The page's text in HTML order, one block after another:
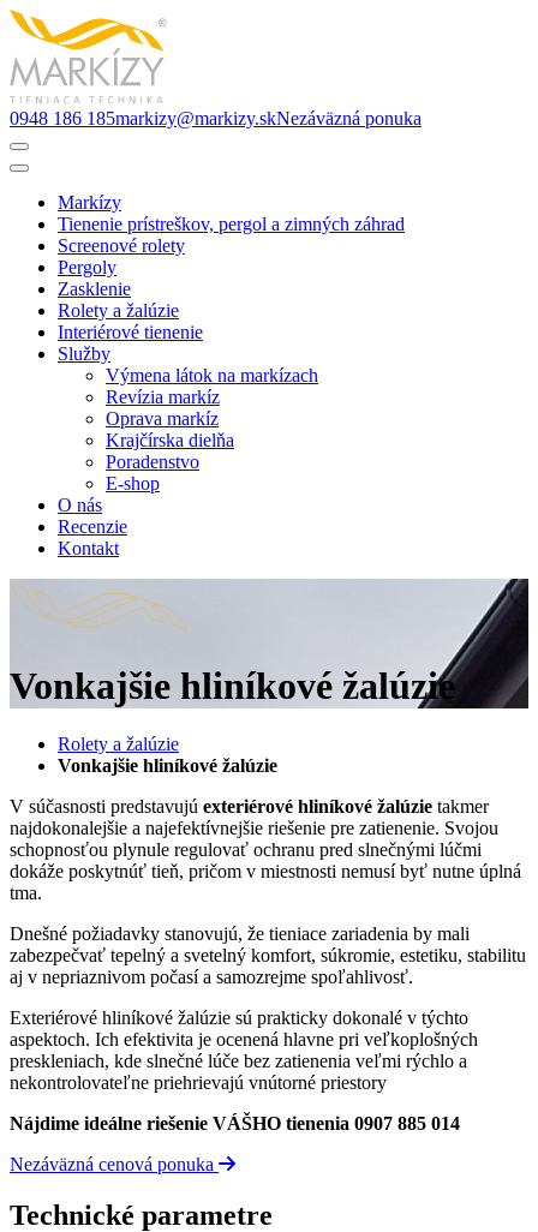
0948 186 185markizy@markizy.skNezáväzná ponuka
Markízy
Tienenie prístreškov, pergol a zimných záhrad
Screenové rolety
Pergoly
Zasklenie
Rolety a žalúzie
Interiérové tienenie
Služby
Výmena látok na markízach
Revízia markíz
Oprava markíz
Krajčírska dielňa
Poradenstvo
E-shop
O nás
Recenzie
Kontakt
Vonkajšie hliníkové žalúzie
Rolety a žalúzie
Vonkajšie hliníkové žalúzie
V súčasnosti predstavujú exteriérové hliníkové žalúzie takmer
najdokonalejšie a najefektívnejšie riešenie pre zatienenie. Svojou
schopnosťou plynule regulovať ochranu pred slnečnými lúčmi
dokáže poskytnúť tieň, pričom v miestnosti nemusí byť nutne úplná
tma.
Dnešné požiadavky stanovujú, že tieniace zariadenia by mali
zabezpečvať tepelný a svetelný komfort, súkromie, estetiku, stabilitu
aj v nepriaznivom počasí a samozrejme spoľahlivosť.
Exteriérové hliníkové žalúzie sú prakticky dokonalé v týchto
aspektoch. Ich efektivita je ocenená hlavne pri veľkoplošných
preskleniach, kde slnečné lúče bez zatienenia veľmi rýchlo a
nekontrolovateľne priehrievajú vnútorné priestory
Nájdime ideálne riešenie VÁŠHO tienenia 0907 885 014
Nezáväzná cenová ponuka
Technické parametre